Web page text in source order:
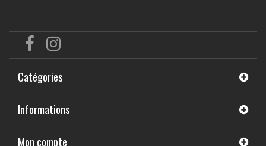
Catégories
Informations
Mon compte